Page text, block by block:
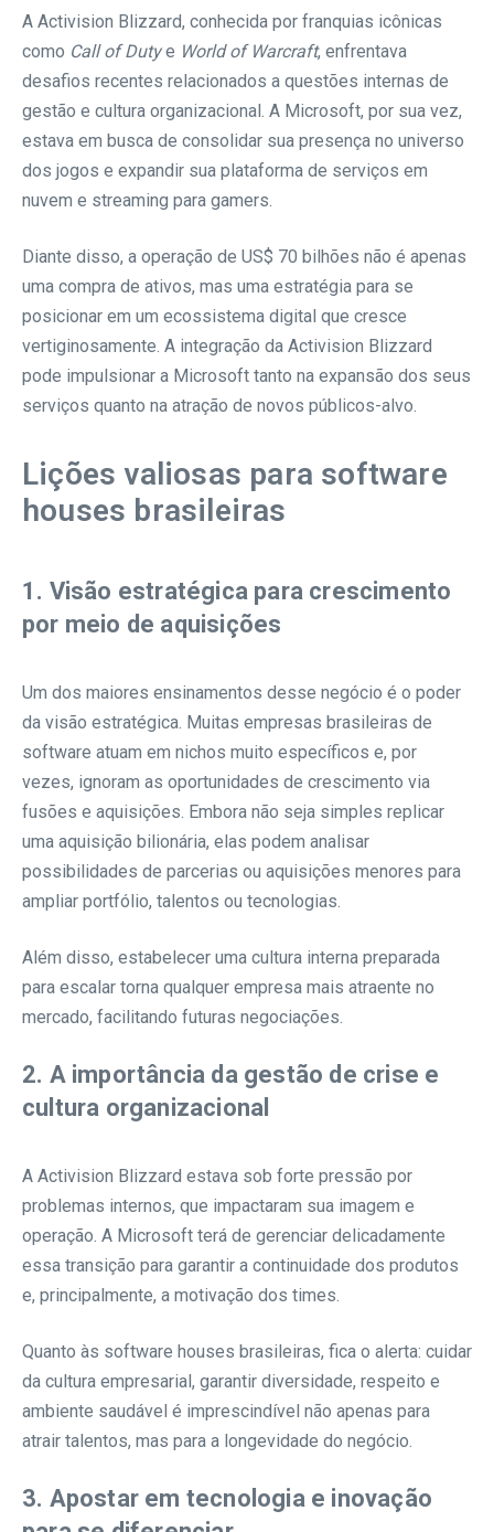
A Activision Blizzard, conhecida por franquias icônicas
como Call of Dutye World of Warcraft, enfrentava
desafios recentes relacionados a questões internas de
gestão e cultura organizacional. A Microsoft, por sua vez,
estava em busca de consolidar sua presença no universo
dos jogos e expandir sua plataforma de serviços em
nuvem e streaming para gamers.
Diante disso, a operação de US$ 70 bilhões não é apenas
uma compra de ativos, mas uma estratégia para se
posicionar em um ecossistema digital que cresce
vertiginosamente. A integração da Activision Blizzard
pode impulsionar a Microsoft tanto na expansão dos seus
serviços quanto na atração de novos públicos-alvo.
Lições valiosas para software
houses brasileiras
1. Visão estratégica para crescimento
por meio de aquisições
Um dos maiores ensinamentos desse negócio é o poder
da visão estratégica. Muitas empresas brasileiras de
software atuam em nichos muito específicos e, por
vezes, ignoram as oportunidades de crescimento via
fusões e aquisições. Embora não seja simples replicar
uma aquisição bilionária, elas podem analisar
possibilidades de parcerias ou aquisições menores para
ampliar portfólio, talentos ou tecnologias.
Além disso, estabelecer uma cultura interna preparada
para escalar torna qualquer empresa mais atraente no
mercado, facilitando futuras negociações.
2. A importância da gestão de crise e
cultura organizacional
A Activision Blizzard estava sob forte pressão por
problemas internos, que impactaram sua imagem e
operação. A Microsoft terá de gerenciar delicadamente
essa transição para garantir a continuidade dos produtos
e, principalmente, a motivação dos times.
Quanto às software houses brasileiras, fica o alerta: cuidar
da cultura empresarial, garantir diversidade, respeito e
ambiente saudável é imprescindível não apenas para
atrair talentos, mas para a longevidade do negócio.
3. Apostar em tecnologia e inovação